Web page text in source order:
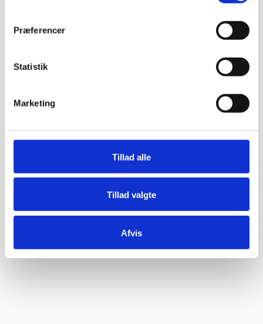
Præferencer
Statistik
Marketing
Tillad alle
Tillad valgte
Afvis